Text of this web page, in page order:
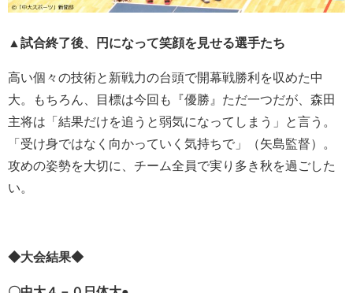
▲ 試合終了後、円になって笑顔を見せる選手たち
高い個々の技術と新戦力の台頭で開幕戦勝利を収めた中
大。もちろん、目標は今回も『優勝』ただ一つだが、森田
主将は「結果だけを追うと弱気になってしまう」と言う。
「受け身ではなく向かっていく気持ちで」（矢島監督）。
攻めの姿勢を大切に、チーム全員で実り多き秋を過ごした
い。
◆大会結果◆